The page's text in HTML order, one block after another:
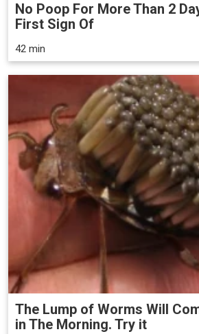
No Poop For More Than 2
First Sign Of
42 min
The Lump of Worms Will
in The Morning. Try it